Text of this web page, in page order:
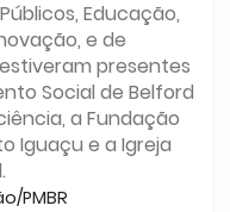
Educação,
e de
presentes
Social de Belford
a Fundação
Iguaçu e a Igreja
PMBR